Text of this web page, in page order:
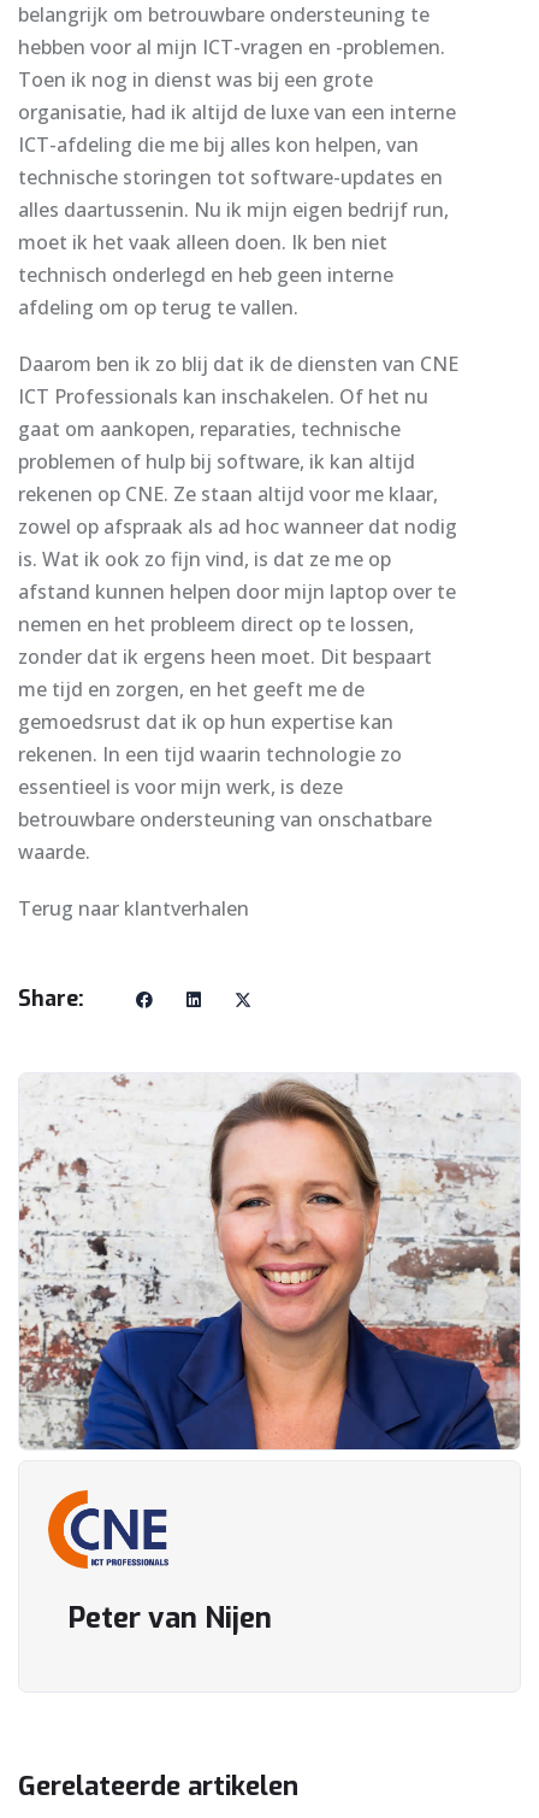
belangrijk om betrouwbare ondersteuning te
hebben voor al mijn ICT-vragen en -problemen.
Toen ik nog in dienst was bij een grote
organisatie, had ik altijd de luxe van een interne
ICT-afdeling die me bij alles kon helpen, van
technische storingen tot software-updates en
alles daartussenin. Nu ik mijn eigen bedrijf run,
moet ik het vaak alleen doen. Ik ben niet
technisch onderlegd en heb geen interne
afdeling om op terug te vallen.
Daarom ben ik zo blij dat ik de diensten van CNE
ICT Professionals kan inschakelen. Of het nu
gaat om aankopen, reparaties, technische
problemen of hulp bij software, ik kan altijd
rekenen op CNE. Ze staan altijd voor me klaar,
zowel op afspraak als ad hoc wanneer dat nodig
is. Wat ik ook zo fijn vind, is dat ze me op
afstand kunnen helpen door mijn laptop over te
nemen en het probleem direct op te lossen,
zonder dat ik ergens heen moet. Dit bespaart
me tijd en zorgen, en het geeft me de
gemoedsrust dat ik op hun expertise kan
rekenen. In een tijd waarin technologie zo
essentieel is voor mijn werk, is deze
betrouwbare ondersteuning van onschatbare
waarde.
Terug naar klantverhalen
Peter van Nijen
Gerelateerde artikelen